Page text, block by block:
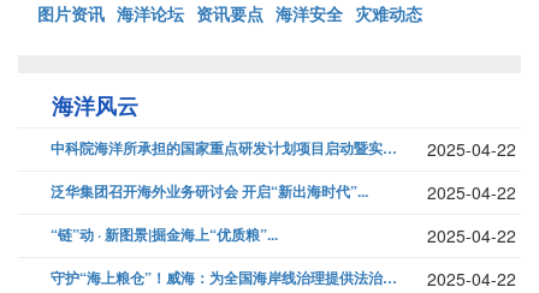
图片资讯 海洋论坛 资讯要点 海洋安全 灾难动态
海洋风云
中科院海洋所承担的国家重点研发计划项目启动暨实施方案研讨会在青岛召开... 2025-04-22
泛华集团召开海外业务研讨会 开启“新出海时代”... 2025-04-22
“链”动 · 新图景|掘金海上“优质粮”... 2025-04-22
守护“海上粮仓”！威海：为全国海岸线治理提供法治样本... 2025-04-22